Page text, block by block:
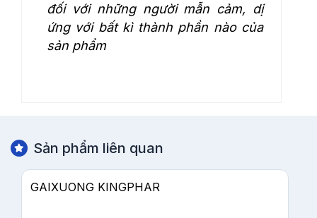
đối với những người mẫn cảm, dị
ứng với bất kì thành phần nào của
sản phẩm
Sản phẩm liên quan
VIÊN XƯƠNG KHỚP KINGPHAR NEW